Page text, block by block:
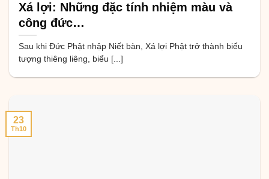
Xá lợi: Những đặc tính nhiệm màu và
công đức…
Sau khi Đức Phật nhập Niết bàn, Xá lợi Phật trở thành biểu
tượng thiêng liêng, biểu [...]
23
Th10